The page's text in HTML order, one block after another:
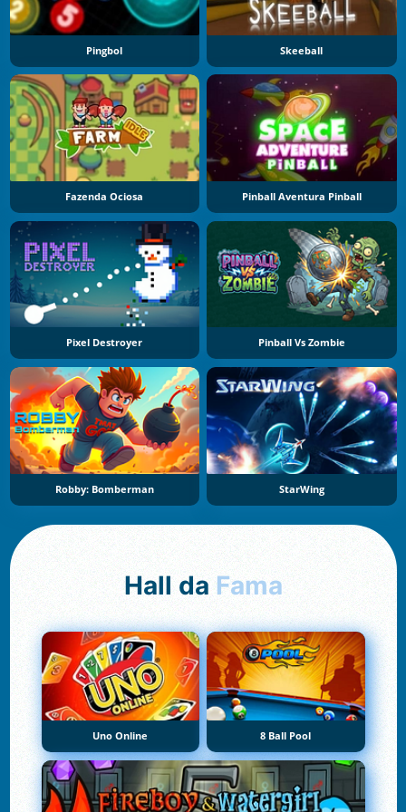
Pingbol Skeeball
Fazenda Ociosa Pinball Aventura Pinball
Pixel Destroyer Pinball Vs Zombie
Robby: Bomberman StarWing
Hall da Fama
Uno Online 8 Ball Pool